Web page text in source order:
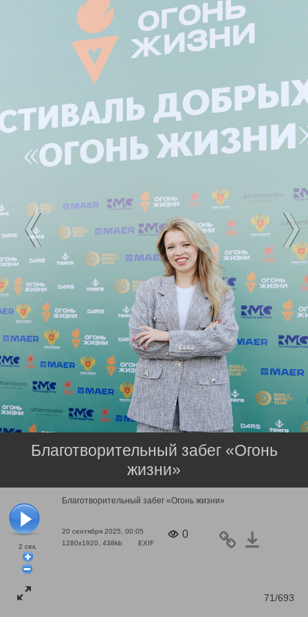
2 сек.
Благотворительный забег «Огонь жизни»
20 сентября 2025, 00:05
1280x1920, 438kb
EXIF
0
71/693
Благотворительный забег «Огонь
жизни»